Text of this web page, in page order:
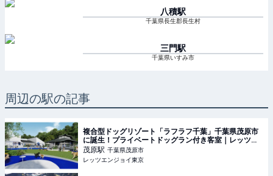
八積駅
千葉県長生郡長生村
三門駅
千葉県いすみ市
周辺の駅の記事
複合型ドッグリゾート「ラフラフ千葉」千葉県茂原市
に誕生！プライベートドッグラン付き客室｜レッツエ
ンジョイ東京
茂原駅 千葉県茂原市
レッツエンジョイ東京